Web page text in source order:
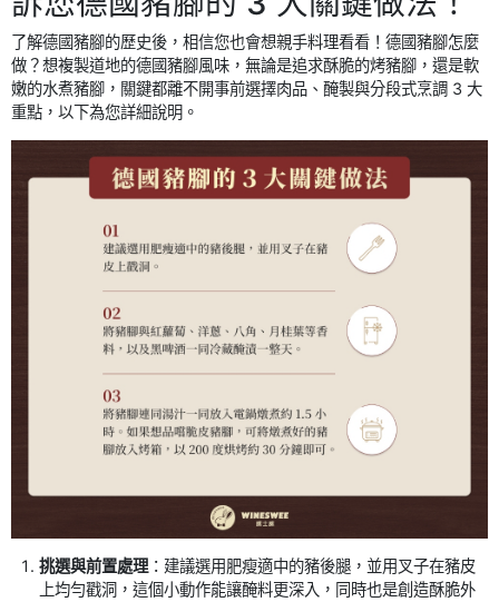
了解德國豬腳的歷史後，相信您也會想親手料理看看！德國豬腳怎麼
做？想複製道地的德國豬腳風味，無論是追求酥脆的烤豬腳，還是軟
嫩的水煮豬腳，關鍵都離不開事前選擇肉品、醃製與分段式烹調 3 大
重點，以下為您詳細說明。
挑選與前置處理 ：建議選用肥瘦適中的豬後腿，並用叉子在豬皮
上均勻戳洞，這個小動作能讓醃料更深入，同時也是創造酥脆外